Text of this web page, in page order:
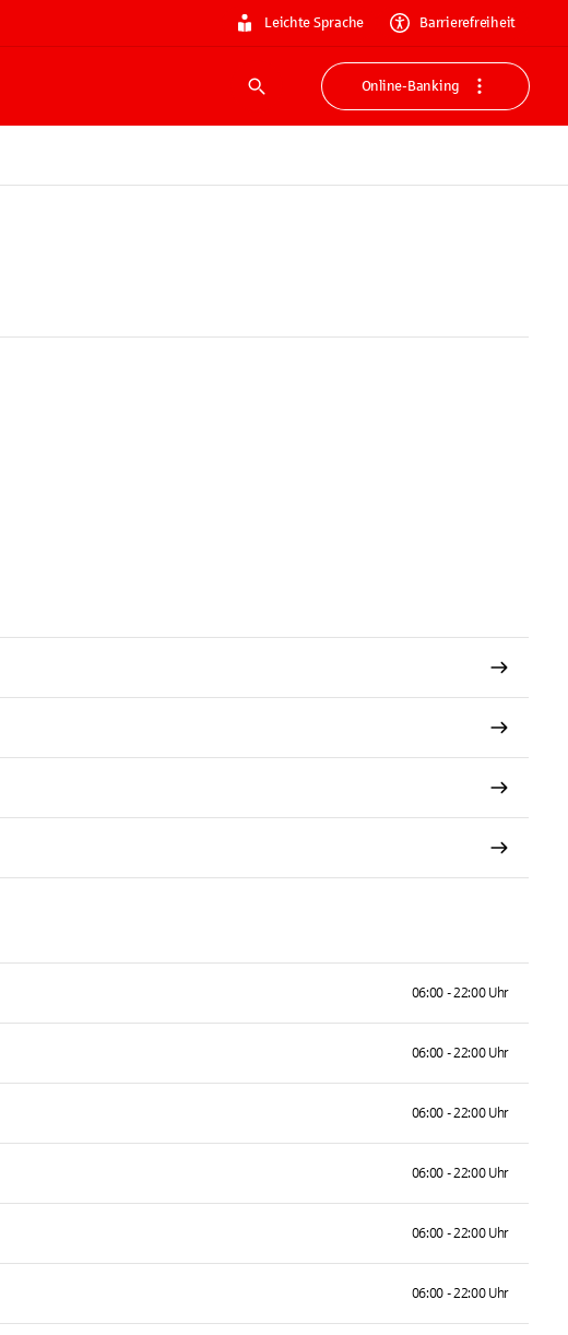
Leichte Sprache Barrierefreiheit
Suche
Online-Banking
06:00 - 22:00 Uhr
06:00 - 22:00 Uhr
06:00 - 22:00 Uhr
06:00 - 22:00 Uhr
06:00 - 22:00 Uhr
06:00 - 22:00 Uhr